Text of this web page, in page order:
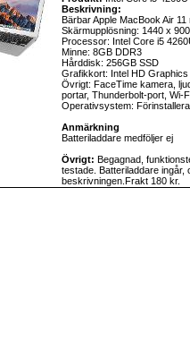
Beskrivning:
Bärbar Apple MacBook Air
Skärmupplösning: 1440 x 900
Processor: Intel Core i5
Minne: 8GB DDR3
Hårddisk: 256GB SSD
Grafikkort: Intel HD Graphics
Övrigt: FaceTime kamera,
portar, Thunderbolt-port, Wi-
Operativsystem:
Anmärkning
Batteriladdare medföljer ej
Övrigt: Begagnad,
testade. Batteriladdare ingår,
beskrivningen.Frakt 180 kr.